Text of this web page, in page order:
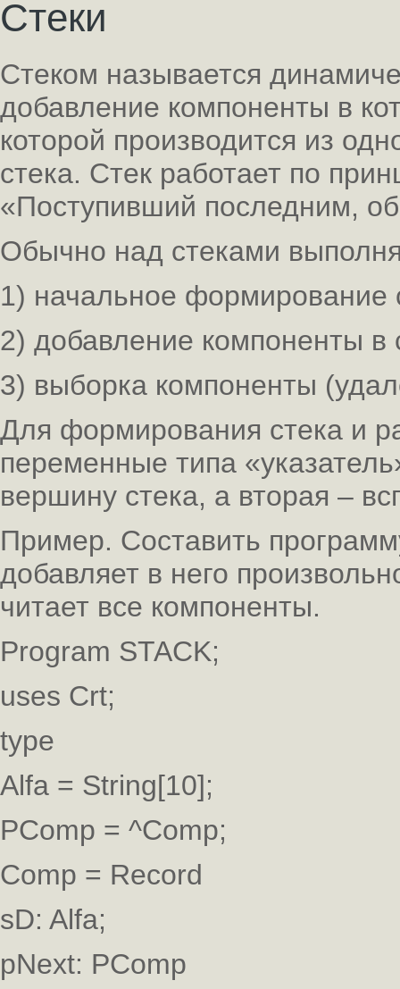
Стеки
Стеком называется
добавление компоненты в
которой производится из
стека. Стек работает по
«Поступивший последним,
Обычно над стеками
1) начальное формирование
2) добавление компоненты в
3) выборка компоненты
Для формирования стека и
переменные типа
вершину стека, а вторая –
Пример. Составить
добавляет в него
читает все компоненты.
Program STACK;
uses Crt;
type
Alfa = String[10];
PComp = ^Comp;
Comp = Record
sD: Alfa;
pNext: PComp